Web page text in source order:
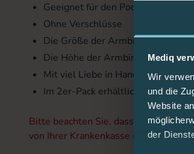
Mediq
Wir
und die
Website
der
Geeignet für den Pod oder CGM-
Ohne Verschlüsse
Die Größe der Armbinden richtet
Die Höhe der Armbinden: 12 cm
Mit viel Liebe in Handarbeit
Im 2er-Pack erhältlich
Bitte beachten Sie, dass die Kosten
von Ihrer Krankenkasse